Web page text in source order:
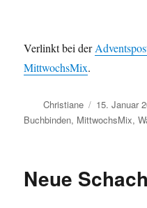
Verlinkt bei der
MittwochsMix.
Autor
Christiane
am
15. Januar
Buchbinden, MittwochsMix,
Neue